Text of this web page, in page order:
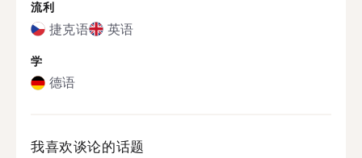
流利
捷克语 英语
学
德语
我喜欢谈论的话题